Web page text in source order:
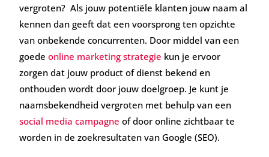
vergroten? Als jouw potentiële klanten jouw naam al
kennen dan geeft dat een voorsprong ten opzichte
van onbekende concurrenten. Door middel van een
goedeonline marketing strategie kun je ervoor
zorgen dat jouw product of dienst bekend en
onthouden wordt door jouw doelgroep. Je kunt je
naamsbekendheid vergroten met behulp van een
social media campagne of door online zichtbaar te
worden in de zoekresultaten van Google (SEO).